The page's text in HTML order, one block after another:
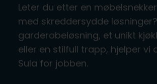
Leter du etter en
med skreddersydde
garderobeløsning, et unikt
eller en stilfull trapp, hjelper vi
Sula for jobben.